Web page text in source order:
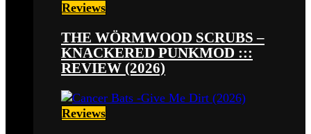
Reviews
THE WÖRMWOOD SCRUBS –
KNACKERED PUNKMOD :::
REVIEW (2026)
Reviews